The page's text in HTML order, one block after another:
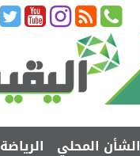
الشأن المحلي
الرياضة